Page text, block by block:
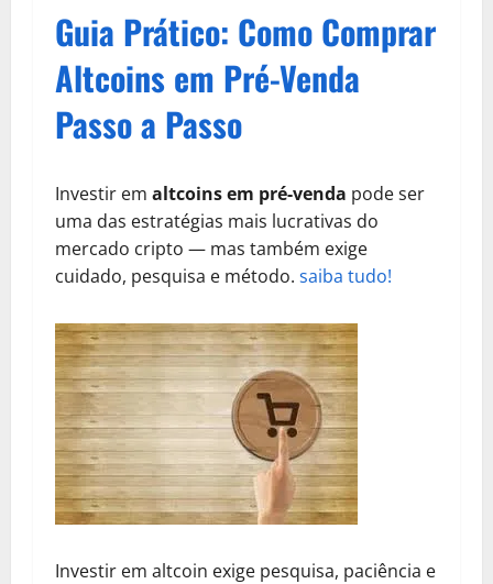
Guia Prático: Como Comprar
Altcoins em Pré-Venda
Passo a Passo
Investir em altcoins em pré-venda pode ser
uma das estratégias mais lucrativas do
mercado cripto — mas também exige
cuidado, pesquisa e método. saiba tudo!
Investir em altcoin exige pesquisa, paciência e